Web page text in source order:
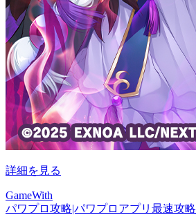
詳細を見る
GameWith
パワプロ攻略|パワプロアプリ最速攻略